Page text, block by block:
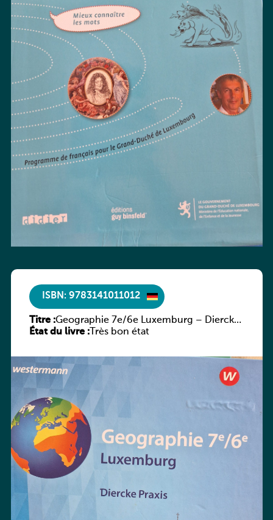
ISBN: 9783141011012
Titre :Geographie 7e/6e Luxemburg – Diercke
Praxis
État du livre :Très bon état